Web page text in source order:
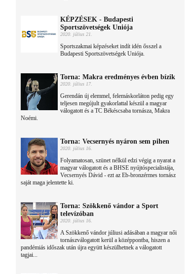
KÉPZÉSEK - Budapesti
Sportszövetségek Uniója
2020. július 21.
Sportszakmai képzéseket indít idén ősszel a
Budapesti Sportszövetségek Uniója.
Torna: Makra eredményes évben bízik
2020. július 17.
Gerendán új elemmel, felemáskorláton pedig egy
teljesen megújult gyakorlattal készül a magyar
válogatott és a TC Békéscsaba tornásza, Makra
Noémi.
Torna: Vecsernyés nyáron sem pihen
2020. július 16.
Folyamatosan, szünet nélkül edzi végig a nyarat a
magyar válogatott és a BHSE nyújtóspecialistája,
Vecsernyés Dávid - ezt az Eb-bronzérmes tornász
saját maga jelentette ki.
Torna: Szökkenő vándor a Sport
televízóban
2020. július 16.
A Szökkenő vándor júliusi adásában a magyar női
tornászválogatott kerül a középpontba, hiszen a
pandémiás időszak után újra együtt készülhetnek a válogatott
tagjai...